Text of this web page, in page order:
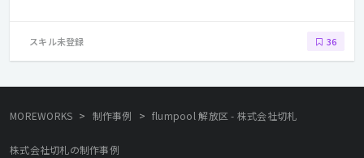
スキル未登録 36
MOREWORKS > 制作事例 > flumpool 解放区 - 株式会社切札
株式会社切札の制作事例